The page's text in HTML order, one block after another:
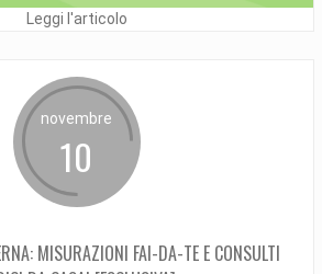
Leggi l'articolo
novembre
10
MISURAZIONI FAI-DA-TE E CONSULTI